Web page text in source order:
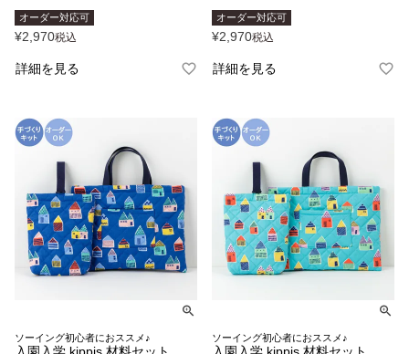
オーダー対応可
¥2,970税込
詳細を見る
オーダー対応可
¥2,970税込
詳細を見る
ソーイング初心者におススメ♪ ソーイング初心者におススメ♪